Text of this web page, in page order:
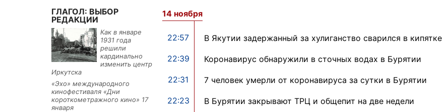
ГЛАГОЛ: ВЫБОР
РЕДАКЦИИ
Как в январе
1931 года
решили
кардинально
изменить центр
Иркутска
«Эхо» международного
кинофестиваля «Дни
короткометражного кино» 17
января
14 ноября
22:57 В Якутии задержанный за хулиганство сварился в кипятке
22:39 Коронавирус обнаружили в сточных водах в Бурятии
22:31 7 человек умерли от коронавируса за сутки в Бурятии
22:23 В Бурятии закрывают ТРЦ и общепит на две недели